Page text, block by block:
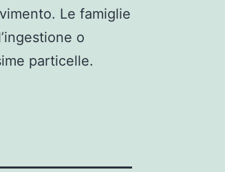
Le famiglie
o
particelle.